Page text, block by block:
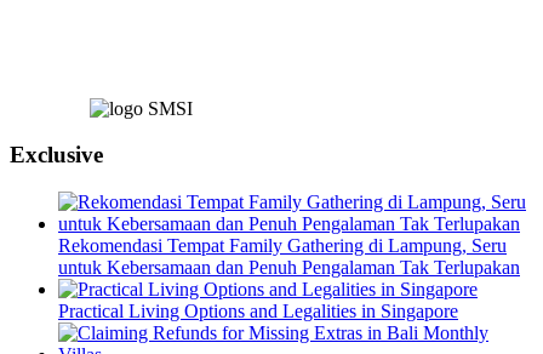
Exclusive
Rekomendasi Tempat Family Gathering di Lampung, Seru
untuk Kebersamaan dan Penuh Pengalaman Tak Terlupakan
Practical Living Options and Legalities in Singapore